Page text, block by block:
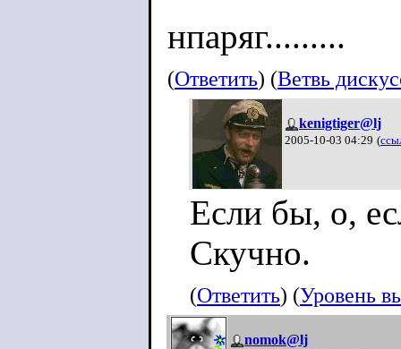
нпаряг.........
(Ответить) (Ветвь
kenigtiger@lj
2005-10-03 04:29 (
Если бы, о,
Скучно.
(Ответить) (Уровень
nomok@lj